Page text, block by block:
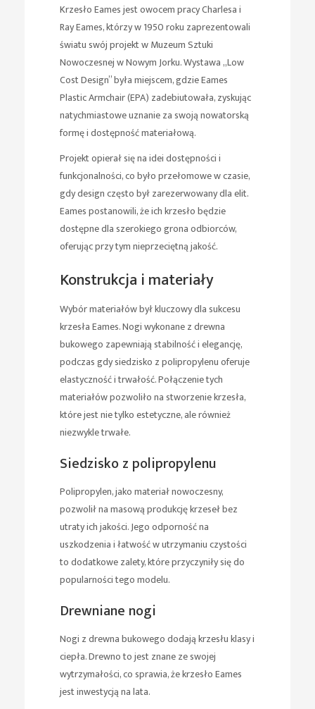
Krzesło Eames jest owocem pracy Charlesa i
Ray Eames, którzy w 1950 roku zaprezentowali
światu swój projekt w Muzeum Sztuki
Nowoczesnej w Nowym Jorku. Wystawa „Low
Cost Design” była miejscem, gdzie Eames
Plastic Armchair (EPA) zadebiutowała, zyskując
natychmiastowe uznanie za swoją nowatorską
formę i dostępność materiałową.
Projekt opierał się na idei dostępności i
funkcjonalności, co było przełomowe w czasie,
gdy design często był zarezerwowany dla elit.
Eames postanowili, że ich krzesło będzie
dostępne dla szerokiego grona odbiorców,
oferując przy tym nieprzeciętną jakość.
Konstrukcja i materiały
Wybór materiałów był kluczowy dla sukcesu
krzesła Eames. Nogi wykonane z drewna
bukowego zapewniają stabilność i elegancję,
podczas gdy siedzisko z polipropylenu oferuje
elastyczność i trwałość. Połączenie tych
materiałów pozwoliło na stworzenie krzesła,
które jest nie tylko estetyczne, ale również
niezwykle trwałe.
Siedzisko z polipropylenu
Polipropylen, jako materiał nowoczesny,
pozwolił na masową produkcję krzeseł bez
utraty ich jakości. Jego odporność na
uszkodzenia i łatwość w utrzymaniu czystości
to dodatkowe zalety, które przyczyniły się do
popularności tego modelu.
Drewniane nogi
Nogi z drewna bukowego dodają krzesłu klasy i
ciepła. Drewno to jest znane ze swojej
wytrzymałości, co sprawia, że krzesło Eames
jest inwestycją na lata.